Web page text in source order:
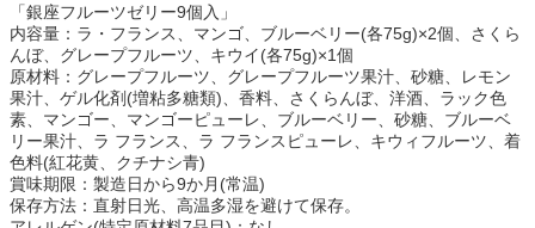
「銀座フルーツゼリー9個入」
内容量：ラ・フランス、マンゴ、ブルーベリー(各75g)×2個、さくら
んぼ、グレープフルーツ、キウイ(各75g)×1個
原材料：グレープフルーツ、グレープフルーツ果汁、砂糖、レモン
果汁、ゲル化剤(増粘多糖類)、香料、さくらんぼ、洋酒、ラック色
素、マンゴー、マンゴーピューレ、ブルーベリー、砂糖、ブルーベ
リー果汁、ラ フランス、ラ フランスピューレ、キウィフルーツ、着
色料(紅花黄、クチナシ青)
賞味期限：製造日から9か月(常温)
保存方法：直射日光、高温多湿を避けて保存。